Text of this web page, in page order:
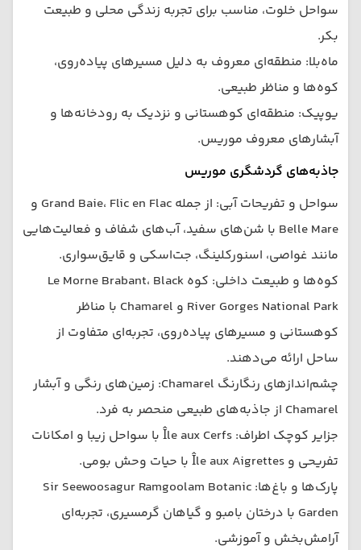
سواحل خلوت، مناسب برای تجربه زندگی محلی و طبیعت
بکر.
ماه‌بلا: منطقه‌ای معروف به دلیل مسیرهای پیاده‌روی،
کوه‌ها و مناظر طبیعی.
یوپیک: منطقه‌ای کوهستانی و نزدیک به رودخانه‌ها و
آبشارهای معروف موریس.
جاذبه‌های گردشگری موریس
سواحل و تفریحات آبی: از جمله Grand Baie، Flic en Flac و
Belle Mare با شن‌های سفید، آب‌های شفاف و فعالیت‌هایی
مانند غواصی، اسنورکلینگ، جت‌اسکی و قایق‌سواری.
کوه‌ها و طبیعت داخلی: کوه Le Morne Brabant، Black
River Gorges National Park و Chamarel با مناظر
کوهستانی و مسیرهای پیاده‌روی، تجربه‌ای متفاوت از
ساحل ارائه می‌دهند.
چشم‌اندازهای رنگارنگ Chamarel: زمین‌های رنگی و آبشار
Chamarel از جاذبه‌های طبیعی منحصر به فرد.
جزایر کوچک اطراف: Île aux Cerfs با سواحل زیبا و امکانات
تفریحی و Île aux Aigrettes با حیات وحش بومی.
پارک‌ها و باغ‌ها: Sir Seewoosagur Ramgoolam Botanic
Garden با درختان بامبو و گیاهان گرمسیری، تجربه‌ای
آرامش‌بخش و آموزشی.